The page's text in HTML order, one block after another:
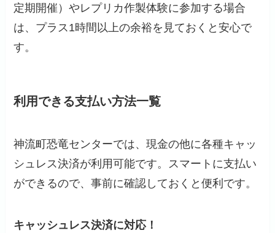
定期開催）やレプリカ作製体験に参加する場合
は、プラス1時間以上の余裕を見ておくと安心で
す。
利用できる支払い方法一覧
神流町恐竜センターでは、現金の他に各種キャッ
シュレス決済が利用可能です。スマートに支払い
ができるので、事前に確認しておくと便利です。
キャッシュレス決済に対応！